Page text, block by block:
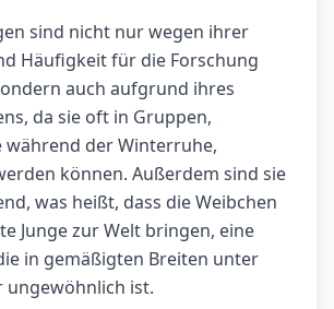
sind nicht nur wegen ihrer
Häufigkeit für die Forschung
auch aufgrund ihres
da sie oft in Gruppen,
während der Winterruhe,
können. Außerdem sind sie
was heißt, dass die Weibchen
Junge zur Welt bringen, eine
in gemäßigten Breiten unter
ungewöhnlich ist.